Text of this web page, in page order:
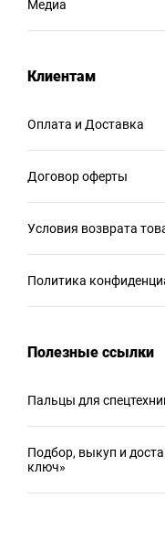
Медиа
Клиентам
Оплата и Доставка
Договор оферты
Условия возврата
Политика
Полезные ссылки
Пальцы для
Подбор, выкуп и
ключ»